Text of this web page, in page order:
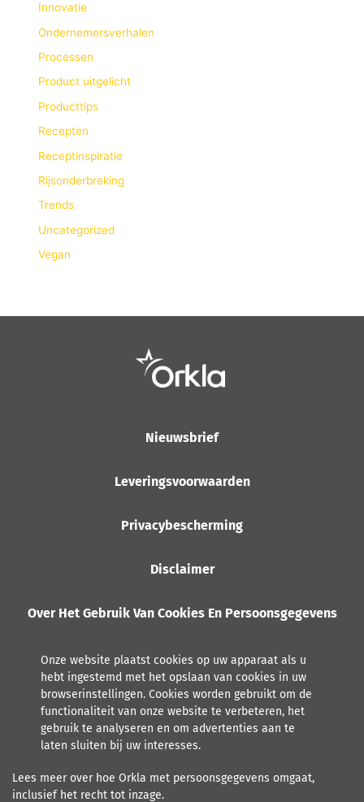
Innovatie
Ondernemersverhalen
Processen
Product uitgelicht
Producttips
Recepten
Receptinspiratie
Rijsonderbreking
Trends
Uncategorized
Vegan
Nieuwsbrief
Leveringsvoorwaarden
Privacybescherming
Disclaimer
Over Het Gebruik Van Cookies En Persoonsgegevens
Onze website plaatst cookies op uw apparaat als u
hebt ingestemd met het opslaan van cookies in uw
browserinstellingen. Cookies worden gebruikt om de
functionaliteit van onze website te verbeteren, het
gebruik te analyseren en om advertenties aan te
laten sluiten bij uw interesses.
Lees meer over hoe Orkla met persoonsgegevens omgaat,
inclusief het recht tot inzage.